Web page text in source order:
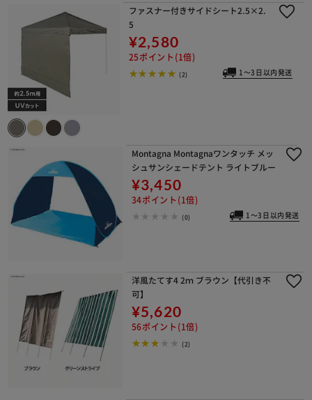
ファスナー付きサイドシート2.5×2.
5
¥2,580
25ポイント(1倍)
(2) 1～3日以内発送
Montagna Montagnaワンタッチ メッ
シュサンシェードテント ライトブルー
¥3,450
34ポイント(1倍)
(0) 1～3日以内発送
洋風たてす4 2ｍ ブラウン【代引き不
可】
¥5,620
56ポイント(1倍)
(2)